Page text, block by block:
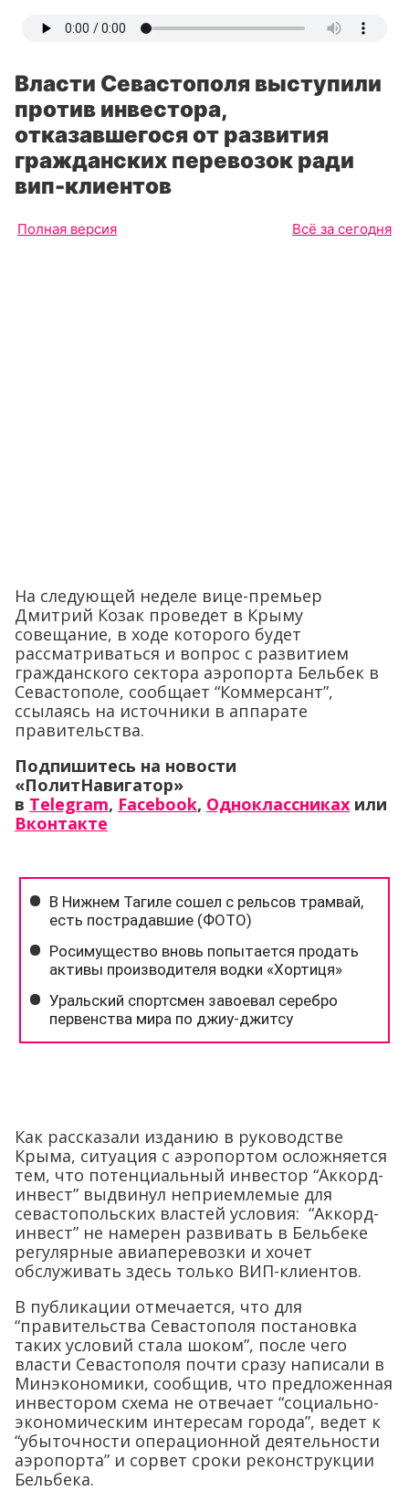
Власти Севастополя выступили
против инвестора,
отказавшегося от развития
гражданских перевозок ради
вип-клиентов
Полная версия Всё за сегодня
На следующей неделе вице-премьер
Дмитрий Козак проведет в Крыму
совещание, в ходе которого будет
рассматриваться и вопрос с развитием
гражданского сектора аэропорта Бельбек в
Севастополе, сообщает “Коммерсант”,
ссылаясь на источники в аппарате
правительства.
Подпишитесь на новости
«ПолитНавигатор»
в Telegram, Facebook, Одноклассниках или
Вконтакте
Как рассказали изданию в руководстве
Крыма, ситуация с аэропортом осложняется
тем, что потенциальный инвестор “Аккорд-
инвест” выдвинул неприемлемые для
севастопольских властей условия: “Аккорд-
инвест” не намерен развивать в Бельбеке
регулярные авиаперевозки и хочет
обслуживать здесь только ВИП-клиентов.
В публикации отмечается, что для
“правительства Севастополя постановка
таких условий стала шоком”, после чего
власти Севастополя почти сразу написали в
Минэкономики, сообщив, что предложенная
инвестором схема не отвечает “социально-
экономическим интересам города”, ведет к
“убыточности операционной деятельности
аэропорта” и сорвет сроки реконструкции
Бельбека.